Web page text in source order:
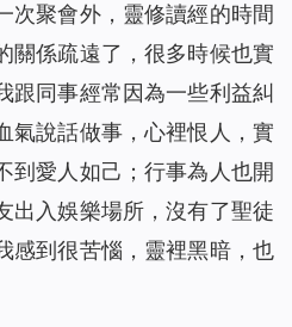
次聚會外，靈修讀經的時間
關係疏遠了，很多時候也實
跟同事經常因為一些利益糾
氣說話做事，心裡恨人，實
到愛人如己；行事為人也開
出入娛樂場所，沒有了聖徒
感到很苦惱，靈裡黑暗，也